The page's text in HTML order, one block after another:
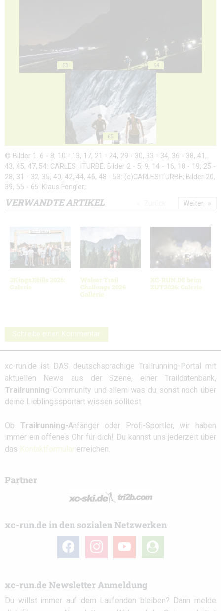
63 64
65
© Bilder 1, 6 - 8, 10 - 13, 17, 21 - 24, 29 - 30, 33 - 34, 36 - 38, 41,
43, 45, 47, 54: CARLES_ITURBE; Bilder 2 - 5, 9, 14 - 16, 18 - 19, 25 -
28, 31 - 32, 35, 40, 42, 44, 46, 48 - 53: (c)CARLESITURBE; Bilder 20,
39, 55 - 65: Klaus Fengler;
VERWANDTE ARTIKEL
3Kings3Hills 2026:
Galerie
Walser Trail
Challenge 2026
Gallerie
XC-RUN.DE beim
ZUT2026: Galerie
Weiter
Schreibe einen Kommentar
xc-run.de ist DAS deutschsprachige Trailrunning-Portal mit
aktuellen News aus der Szene, einer Traildatenbank,
Trailrunning-Community und allem was du sonst noch über
deine Lieblingssportart wissen solltest.
Ob Trailrunning-Anfänger oder Profi-Sportler, wir haben
immer ein offenes Ohr für dich! Du kannst uns jederzeit über
das Kontaktformular erreichen.
Partner
xc-run.de in den sozialen Netzwerken
facebook instagramyoutube
user-
circle
xc-run.de Newsletter Anmeldung
Du willst immer auf dem Laufenden bleiben? Dann melde